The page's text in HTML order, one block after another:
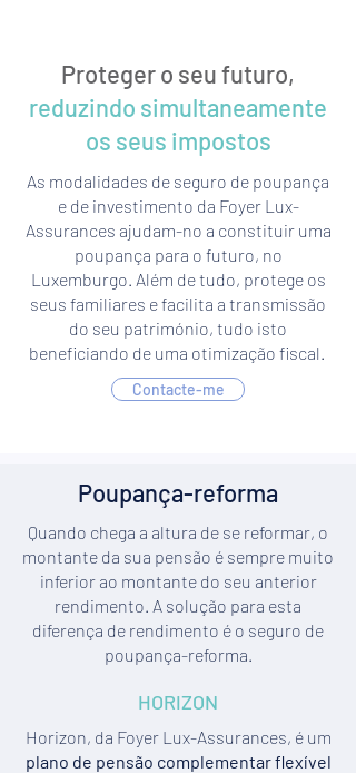
Proteger o seu futuro,
reduzindo simultaneamente
os seus impostos
As modalidades de seguro de poupança
e de investimento da Foyer Lux-
Assurances ajudam-no a constituir uma
poupança para o futuro, no
Luxemburgo. Além de tudo, protege os
seus familiares e facilita a transmissão
do seu património, tudo isto
beneficiando de uma otimização fiscal.
Contacte-me
Poupança-reforma
Quando chega a altura de se reformar, o
montante da sua pensão é sempre muito
inferior ao montante do seu anterior
rendimento. A solução para esta
diferença de rendimento é o seguro de
poupança-reforma.
HORIZON
Horizon, da Foyer Lux-Assurances, é um
plano de pensão complementar flexível